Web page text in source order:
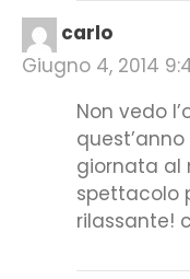
carlo
Giugno 4, 2014
Non vedo
giornata al
spettacolo
rilassante!